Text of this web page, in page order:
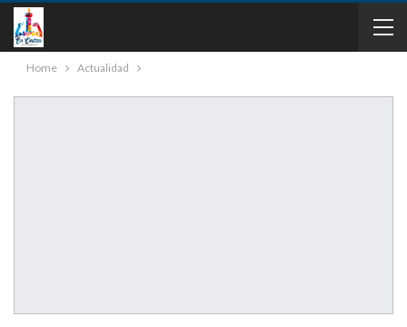
Home Actualidad